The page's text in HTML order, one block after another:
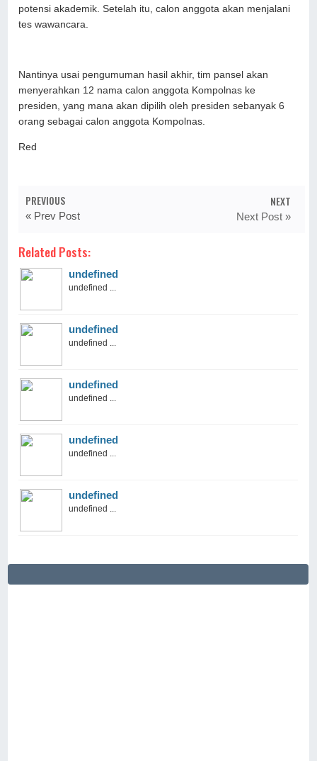
potensi akademik. Setelah itu, calon anggota akan menjalani
tes wawancara.
Nantinya usai pengumuman hasil akhir, tim pansel akan
menyerahkan 12 nama calon anggota Kompolnas ke
presiden, yang mana akan dipilih oleh presiden sebanyak 6
orang sebagai calon anggota Kompolnas.
Red
PREVIOUS
« Prev Post
NEXT
Next Post »
Related Posts:
undefined
undefined ...
undefined
undefined ...
undefined
undefined ...
undefined
undefined ...
undefined
undefined ...